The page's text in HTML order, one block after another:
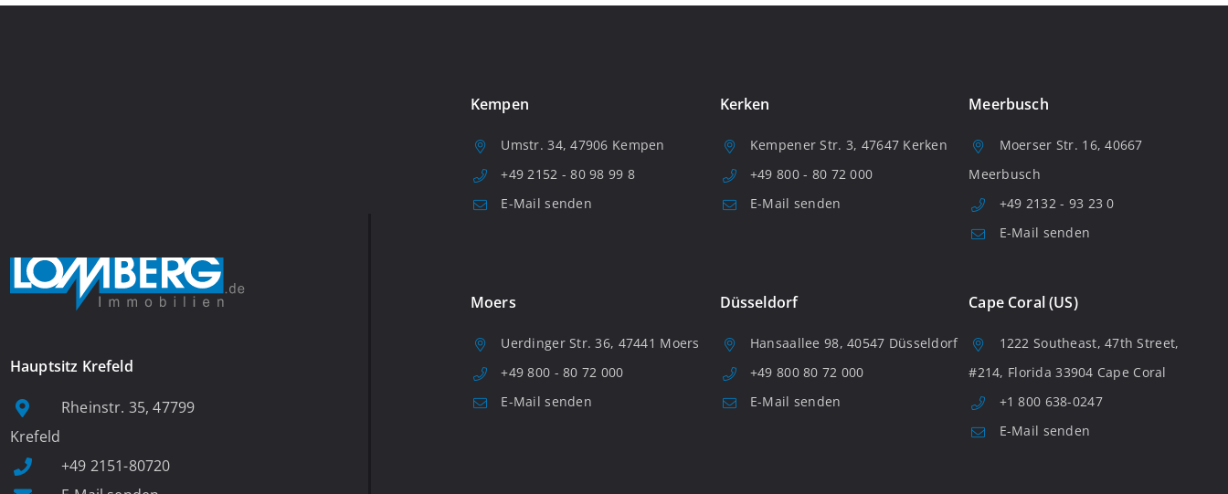
Hauptsitz Krefeld
Rheinstr. 35, 47799
Krefeld
+49 2151-80720
Kempen
Umstr. 34, 47906 Kempen
+49 2152 - 80 98 99 8
E-Mail senden
Kerken
Kempener Str. 3, 47647 Kerken
+49 800 - 80 72 000
E-Mail senden
Meerbusch
Moerser Str. 16, 40667
Meerbusch
+49 2132 - 93 23 0
E-Mail senden
Moers
Uerdinger Str. 36, 47441 Moers
+49 800 - 80 72 000
E-Mail senden
Düsseldorf
Hansaallee 98, 40547 Düsseldorf
+49 800 80 72 000
E-Mail senden
Cape Coral (US)
1222 Southeast, 47th Street,
#214, Florida 33904 Cape Coral
+1 800 638-0247
E-Mail senden